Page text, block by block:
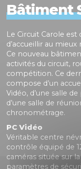
Bâtiment
Le Circuit Carole
d’accueillir au
Ce nouveau
activités du circuit,
compétition. Ce
compose d’un
Vidéo, d’une salle
d’une salle de
chronométrage.
PC Vidéo
Véritable centre
contrôle équipé de
caméras située sur
paramètres de